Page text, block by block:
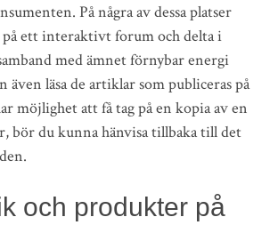
På några av dessa platser
på ett interaktivt forum och delta i
med ämnet förnybar energi
även läsa de artiklar som publiceras på
möjlighet att få tag på en kopia av en
bör du kunna hänvisa tillbaka till det
och produkter på